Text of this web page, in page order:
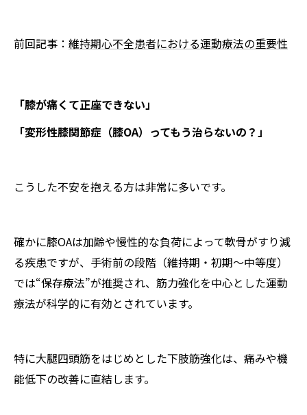
前回記事： 維持期心不全患者における運動療法の重要性
「膝が痛くて正座できない」
「変形性膝関節症（膝OA）ってもう治らないの？」
こうした不安を抱える方は非常に多いです。
確かに膝OAは加齢や慢性的な負荷によって軟骨がすり減
る疾患ですが、手術前の段階（維持期・初期〜中等度）
では“保存療法”が推奨され、筋力強化を中心とした運動
療法が科学的に有効とされています。
特に大腿四頭筋をはじめとした下肢筋強化は、痛みや機
能低下の改善に直結します。